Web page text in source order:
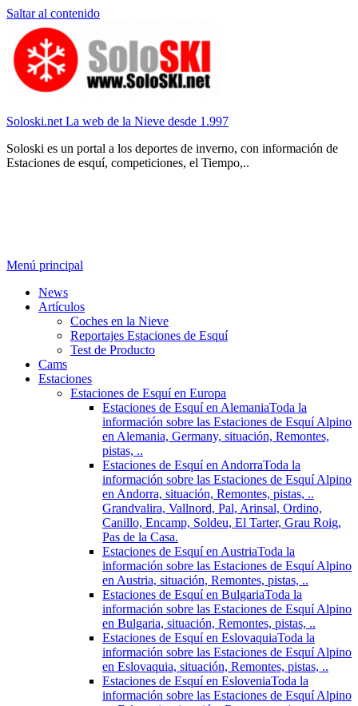
Saltar al contenido
Soloski.net La web de la Nieve desde 1.997
Soloski es un portal a los deportes de inverno, con información de
Estaciones de esquí, competiciones, el Tiempo,..
Menú principal
News
Artículos
Coches en la Nieve
Reportajes Estaciones de Esquí
Test de Producto
Cams
Estaciones
Estaciones de Esquí en Europa
Estaciones de Esquí en AlemaniaToda la
información sobre las Estaciones de Esquí Alpino
en Alemania, Germany, situación, Remontes,
pistas, ..
Estaciones de Esquí en AndorraToda la
información sobre las Estaciones de Esquí Alpino
en Andorra, situación, Remontes, pistas, ..
Grandvalira, Vallnord, Pal, Arinsal, Ordino,
Canillo, Encamp, Soldeu, El Tarter, Grau Roig,
Pas de la Casa.
Estaciones de Esquí en AustriaToda la
información sobre las Estaciones de Esquí Alpino
en Austria, situación, Remontes, pistas, ..
Estaciones de Esquí en BulgariaToda la
información sobre las Estaciones de Esquí Alpino
en Bulgaria, situación, Remontes, pistas, ..
Estaciones de Esquí en EslovaquiaToda la
información sobre las Estaciones de Esquí Alpino
en Eslovaquia, situación, Remontes, pistas, ..
Estaciones de Esquí en EsloveniaToda la
información sobre las Estaciones de Esquí Alpino